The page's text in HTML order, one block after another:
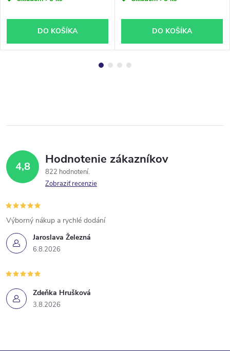
DO KOŠÍKA DO KOŠÍKA
4,8 Hodnotenie zákazníkov
822 hodnotení
Zobraziť recenzie
Jaroslava Železná
6.8.2026
Výborný nákup a rychlé dodání
Zdeňka Hrušková
3.8.2026